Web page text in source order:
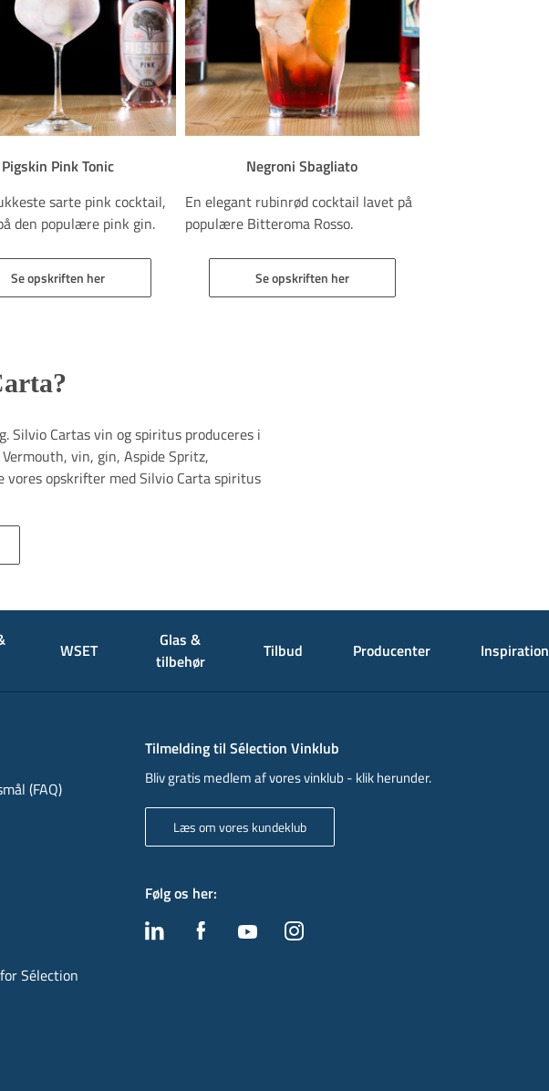
Pigskin Pink Tonic
sarte pink cocktail,
den populære pink gin.
Se opskriften her
Negroni Sbagliato
En elegant rubinrød cocktail lavet på
populære Bitteroma Rosso.
Se opskriften her
Silvio Cartas vin og spiritus produceres i
vin, gin, Aspide Spritz,
opskrifter med Silvio Carta spiritus
WSET
Glas &
tilbehør
Tilbud Producenter Inspiration
(FAQ)
Sélection
Tilmelding til Sélection Vinklub
Bliv gratis medlem af vores vinklub - klik herunder.
Læs om vores kundeklub
Følg os her: